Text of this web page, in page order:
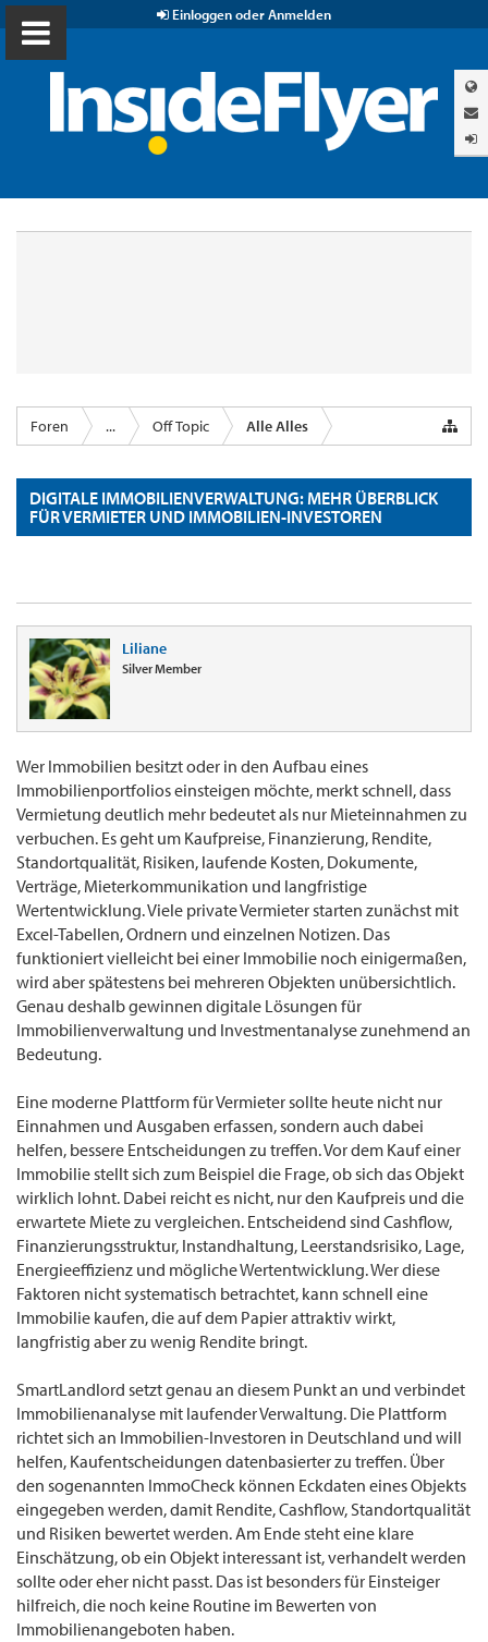
Einloggen oder Anmelden
Foren ... Off Topic Alle Alles
DIGITALE IMMOBILIENVERWALTUNG: MEHR ÜBERBLICK
FÜR VERMIETER UND IMMOBILIEN-INVESTOREN
Liliane
Silver Member
Wer Immobilien besitzt oder in den Aufbau eines
Immobilienportfolios einsteigen möchte, merkt schnell, dass
Vermietung deutlich mehr bedeutet als nur Mieteinnahmen zu
verbuchen. Es geht um Kaufpreise, Finanzierung, Rendite,
Standortqualität, Risiken, laufende Kosten, Dokumente,
Verträge, Mieterkommunikation und langfristige
Wertentwicklung. Viele private Vermieter starten zunächst mit
Excel-Tabellen, Ordnern und einzelnen Notizen. Das
funktioniert vielleicht bei einer Immobilie noch einigermaßen,
wird aber spätestens bei mehreren Objekten unübersichtlich.
Genau deshalb gewinnen digitale Lösungen für
Immobilienverwaltung und Investmentanalyse zunehmend an
Bedeutung.
Eine moderne Plattform für Vermieter sollte heute nicht nur
Einnahmen und Ausgaben erfassen, sondern auch dabei
helfen, bessere Entscheidungen zu treffen. Vor dem Kauf einer
Immobilie stellt sich zum Beispiel die Frage, ob sich das Objekt
wirklich lohnt. Dabei reicht es nicht, nur den Kaufpreis und die
erwartete Miete zu vergleichen. Entscheidend sind Cashflow,
Finanzierungsstruktur, Instandhaltung, Leerstandsrisiko, Lage,
Energieeffizienz und mögliche Wertentwicklung. Wer diese
Faktoren nicht systematisch betrachtet, kann schnell eine
Immobilie kaufen, die auf dem Papier attraktiv wirkt,
langfristig aber zu wenig Rendite bringt.
SmartLandlord setzt genau an diesem Punkt an und verbindet
Immobilienanalyse mit laufender Verwaltung. Die Plattform
richtet sich an Immobilien-Investoren in Deutschland und will
helfen, Kaufentscheidungen datenbasierter zu treffen. Über
den sogenannten ImmoCheck können Eckdaten eines Objekts
eingegeben werden, damit Rendite, Cashflow, Standortqualität
und Risiken bewertet werden. Am Ende steht eine klare
Einschätzung, ob ein Objekt interessant ist, verhandelt werden
sollte oder eher nicht passt. Das ist besonders für Einsteiger
hilfreich, die noch keine Routine im Bewerten von
Immobilienangeboten haben.